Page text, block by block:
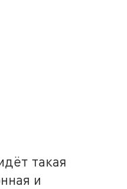
такая
и